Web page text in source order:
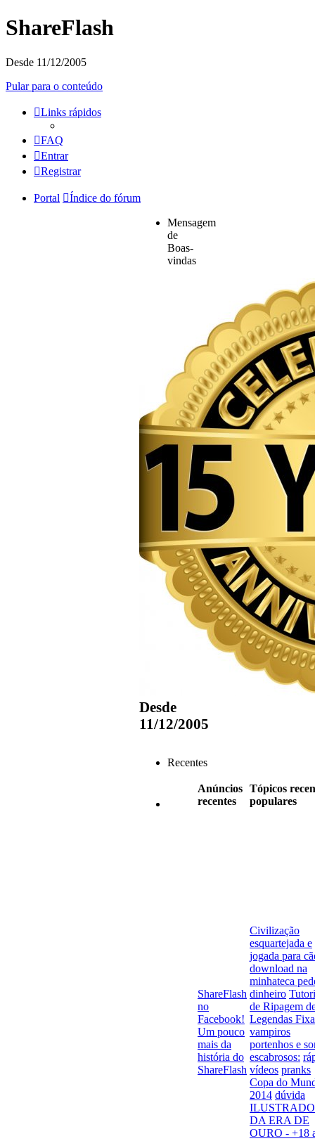
ShareFlash
Desde 11/12/2005
Pular para o conteúdo
Links rápidos
FAQ
Entrar
Registrar
Portal Índice do fórum
Mensagem
de
Boas-
vindas
Desde
11/12/2005
Recentes
Anúncios
recentes
Tópicos
populares
ShareFlash
no
Facebook!
Um pouco
mais da
história do
ShareFlash
Civilização
esquartejada e
jogada para
download na
minhateca
dinheiro
de Ripagem
Legendas
vampiros
portenhos e
escabrosos:
vídeos pranks
Copa do
2014 dúvida
DA ERA DE
OURO - +18